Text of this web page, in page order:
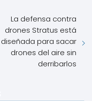
La defensa contra
drones Stratus está
diseñada para sacar
drones del aire sin
derribarlos